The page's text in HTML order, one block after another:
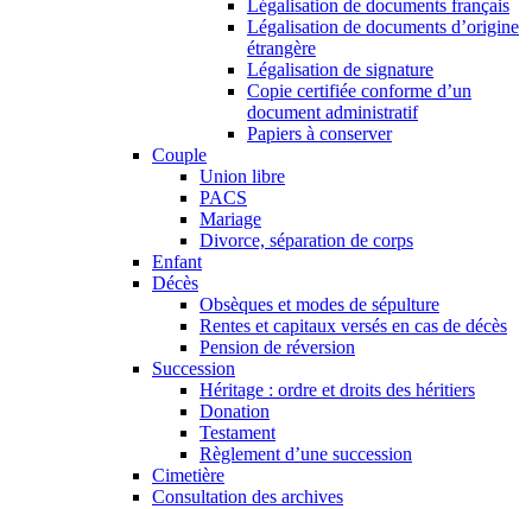
Légalisation de documents français
Légalisation de documents d’origine
étrangère
Légalisation de signature
Copie certifiée conforme d’un
document administratif
Papiers à conserver
Couple
Union libre
PACS
Mariage
Divorce, séparation de corps
Enfant
Décès
Obsèques et modes de sépulture
Rentes et capitaux versés en cas de décès
Pension de réversion
Succession
Héritage : ordre et droits des héritiers
Donation
Testament
Règlement d’une succession
Cimetière
Consultation des archives